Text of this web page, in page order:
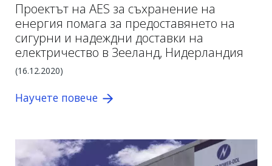
Проектът на AES за съхранение на
енергия помага за предоставянето на
сигурни и надеждни доставки на
електричество в Зееланд, Нидерландия
(16.12.2020)
Научете повече